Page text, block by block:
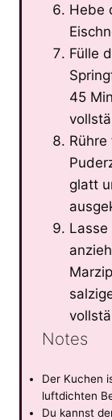
Hebe
Fülle
45
glatt
Lasse
Notes
Der Kuchen
luftdichten
Du kannst